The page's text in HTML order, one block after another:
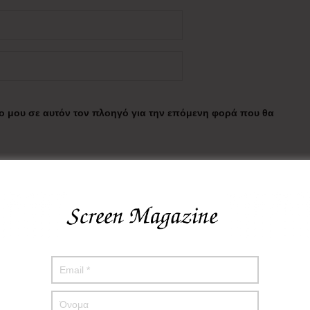
μου σε αυτόν τον πλοηγό για την επόμενη φορά που θα